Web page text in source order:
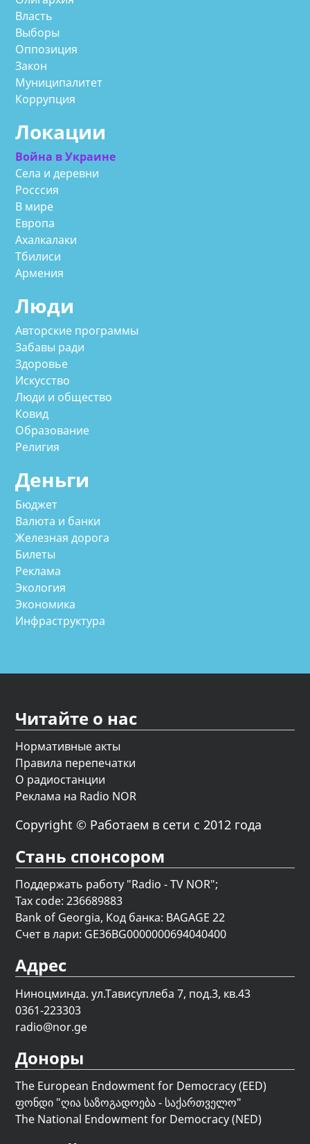
Власть
Выборы
Оппозиция
Закон
Муниципалитет
Коррупция
Локации
Война в Украине
Села и деревни
Росссия
В мире
Европа
Ахалкалаки
Тбилиси
Армения
Люди
Авторские программы
Забавы ради
Здоровье
Искусство
Люди и общество
Ковид
Образование
Религия
Деньги
Бюджет
Валюта и банки
Железная дорога
Билеты
Реклама
Экология
Экономика
Инфраструктура
Читайте о нас
Нормативные акты
Правила перепечатки
О радиостанции
Реклама на Radio NOR
Copyright © Работаем в сети с 2012 года
Стань спонсором
Поддержать работу "Radio - TV NOR";
Tax code: 236689883
Bank of Georgia, Код банка: BAGAGE 22
Счет в лари: GE36BG0000000694040400
Адрес
Ниноцминда. ул.Тависуплеба 7, под.3, кв.43
0361-223303
radio@nor.ge
Доноры
The European Endowment for Democracy (EED)
ფონდი "ღია საზოგადოება - საქართველო"
The National Endowment for Democracy (NED)